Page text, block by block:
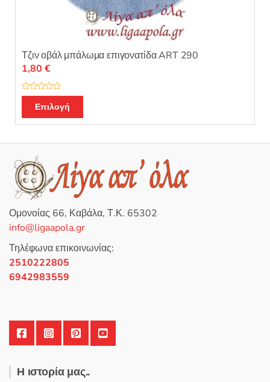
Τζιν οβάλ μπάλωμα επιγονατίδα ART 290
Β
μ
ο
θ
η
κ
ε
μ
α
π
ό
5
1,80 €
Επιλογή
το
έχει
παραλλαγές.
Οι
μπορούν
να
επιλεγούν
Ομονοίας 66, Καβάλα, Τ.Κ. 65302
info@ligaapola.gr
Τηλέφωνα επικοινωνίας:
2510222805
6942983559
Η ιστορία μας..